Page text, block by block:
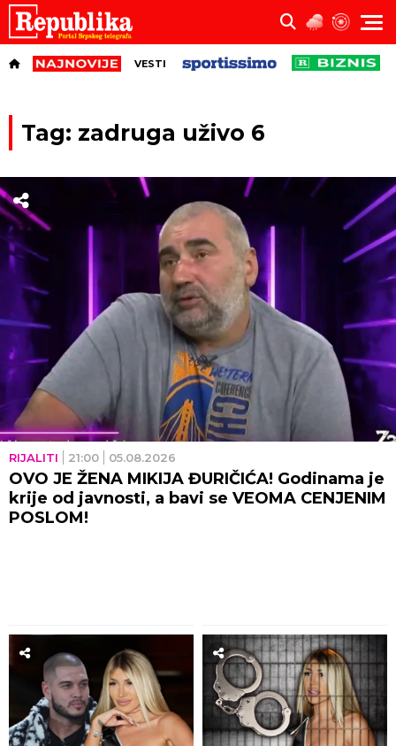
VESTI
Tag: zadruga uživo 6
RIJALITI 21:00 05.08.2026
OVO JE ŽENA MIKIJA ĐURIČIĆA! Godinama je
krije od javnosti, a bavi se VEOMA CENJENIM
POSLOM!